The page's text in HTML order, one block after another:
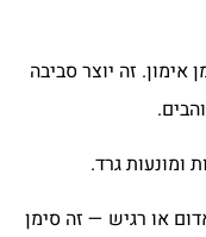
זה יוצר סביבה
גרד.
או רגיש — זה סימן